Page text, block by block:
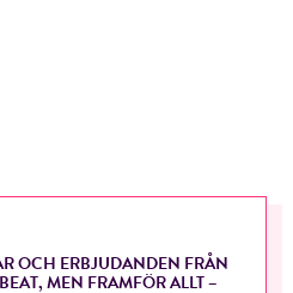
OCH ERBJUDANDEN FRÅN
MEN FRAMFÖR ALLT –